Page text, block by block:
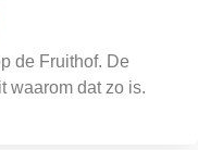
de Fruithof. De
waarom dat zo is.